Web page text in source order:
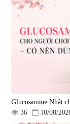
Hepaclean 60 viên
690.000 đ
Glucosamine Nhật
36
10/08/